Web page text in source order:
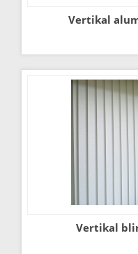
Vertikal
Vertikal